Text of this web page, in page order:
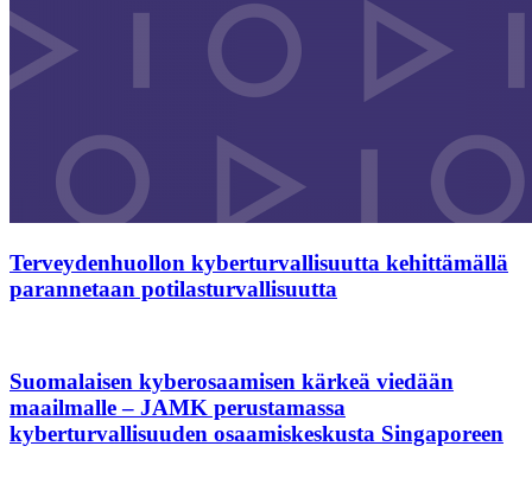
Terveydenhuollon kyberturvallisuutta kehittämällä
parannetaan potilasturvallisuutta
Suomalaisen kyberosaamisen kärkeä viedään
maailmalle – JAMK perustamassa
kyberturvallisuuden osaamiskeskusta Singaporeen